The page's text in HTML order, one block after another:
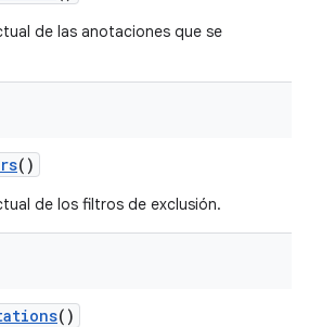
de las anotaciones que se
()
de los filtros de exclusión.
()